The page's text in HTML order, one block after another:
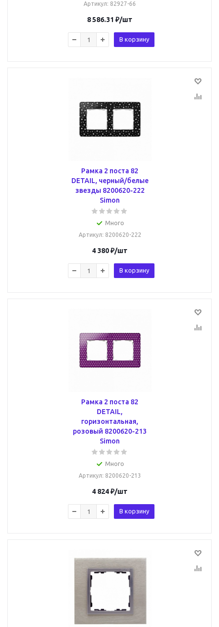
Артикул: 82927-66
8 586.31 ₽/шт
В корзину
Рамка 2 поста 82
DETAIL, черный/белые
звезды 8200620-222
Simon
Много
Артикул: 8200620-222
4 380₽/шт
В корзину
Рамка 2 поста 82
DETAIL,
горизонтальная,
розовый 8200620-213
Simon
Много
Артикул: 8200620-213
4 824₽/шт
В корзину